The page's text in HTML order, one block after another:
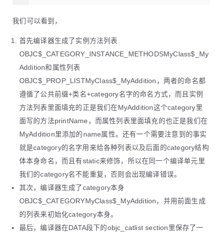
我们可以看到，
首先编译器生成了实例方法列表
OBJC$_CATEGORY_INSTANCE_METHODSMyClass$_My
Addition和属性列表
OBJC$_PROP_LISTMyClass$_MyAddition，两者的命名都
遵循了公共前缀+类名+category名字的命名方式，而且实例
方法列表里面填充的正是我们在MyAddition这个category里
面写的方法printName，而属性列表里面填充的也正是我们在
MyAddition里添加的name属性。还有一个需要注意到的事实
就是category的名字用来给各种列表以及后面的category结构
体本身命名，而且有static来修饰，所以在同一个编译单元里
我们的category名不能重复，否则会出现编译错误。
其次，编译器生成了category本身
OBJC$_CATEGORYMyClass$_MyAddition，并用前面生成
的列表来初始化category本身。
最后，编译器在DATA段下的objc_catlist section里保存了一